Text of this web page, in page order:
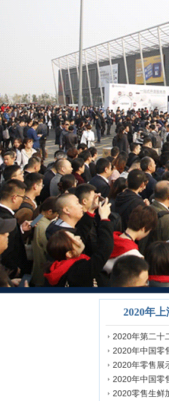
2020年
2020年第二十
发表时间
发表时间
发表时间
发表时间
2020零售生鲜